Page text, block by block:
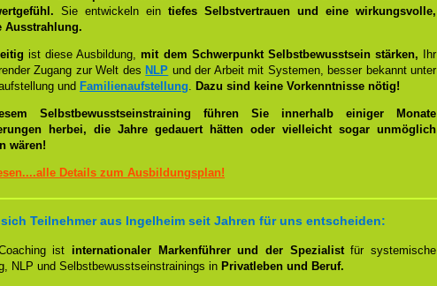
Sie entwickeln ein tiefes Selbstvertrauen und eine wirkungsvolle,
Ausstrahlung.
ist diese Ausbildung, mit dem Schwerpunkt Selbstbewusstsein stärken, Ihr
Zugang zur Welt des NLP und der Arbeit mit Systemen, besser bekannt unter
und Familienaufstellung. Dazu sind keine Vorkenntnisse nötig!
Selbstbewusstseinstraining führen Sie innerhalb einiger Monate
herbei, die Jahre gedauert hätten oder vielleicht sogar unmöglich
wären!
Details zum Ausbildungsplan!
sich Teilnehmer aus Ingelheim seit Jahren für uns entscheiden:
ist internationaler Markenführer und der Spezialistfür systemische
NLP und Selbstbewusstseinstrainings in Privatleben und Beruf.